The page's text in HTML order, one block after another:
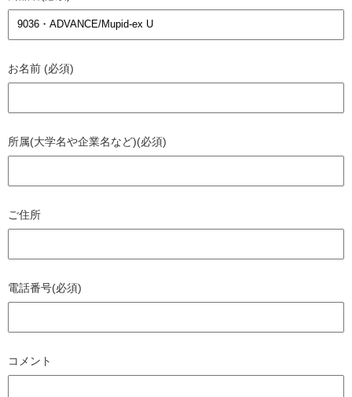
お名前 (必須)
所属(大学名や企業名など)(必須)
ご住所
電話番号(必須)
コメント